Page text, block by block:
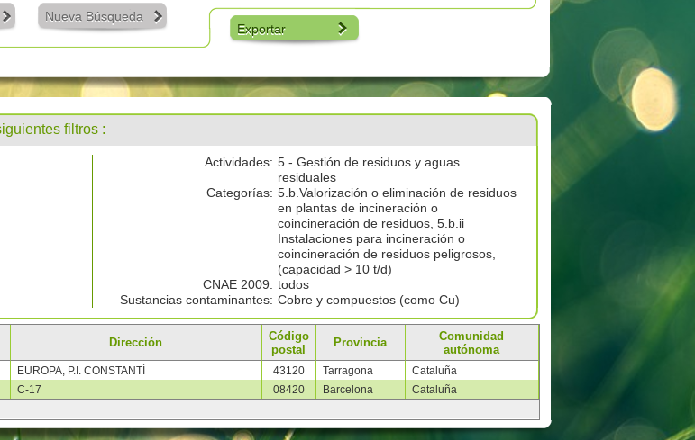
Nueva Búsqueda
Exportar
filtros :
Actividades: 5.- Gestión de residuos y aguas
residuales
Categorías: 5.b.Valorización o eliminación de residuos
en plantas de incineración o
coincineración de residuos, 5.b.ii
Instalaciones para incineración o
coincineración de residuos peligrosos,
(capacidad > 10 t/d)
CNAE 2009: todos
Sustancias contaminantes: Cobre y compuestos (como Cu)
Dirección
Código
postal
Provincia
Comunidad
autónoma
EUROPA, P.I. CONSTANTÍ 43120 Tarragona
Cataluña
C-17 08420 Barcelona Cataluña